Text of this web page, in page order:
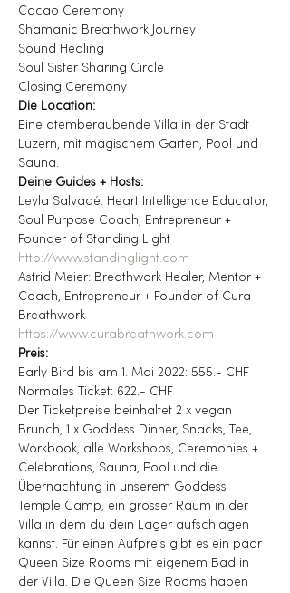
Cacao Ceremony
Shamanic Breathwork Journey
Sound Healing
Soul Sister Sharing Circle
Closing Ceremony
Die Location:
Eine atemberaubende Villa in der Stadt
Luzern, mit magischem Garten, Pool und
Sauna.
Deine Guides + Hosts:
Leyla Salvadé: Heart Intelligence Educator,
Soul Purpose Coach, Entrepreneur +
Founder of Standing Light
http://www.standinglight.com
Astrid Meier: Breathwork Healer, Mentor +
Coach, Entrepreneur + Founder of Cura
Breathwork
https://www.curabreathwork.com
Preis:
Early Bird bis am 1. Mai 2022: 555.- CHF
Normales Ticket: 622.- CHF
Der Ticketpreise beinhaltet 2 x vegan
Brunch, 1 x Goddess Dinner, Snacks, Tee,
Workbook, alle Workshops, Ceremonies +
Celebrations, Sauna, Pool und die
Übernachtung in unserem Goddess
Temple Camp, ein grosser Raum in der
Villa in dem du dein Lager aufschlagen
kannst. Für einen Aufpreis gibt es ein paar
Queen Size Rooms mit eigenem Bad in
der Villa. Die Queen Size Rooms haben